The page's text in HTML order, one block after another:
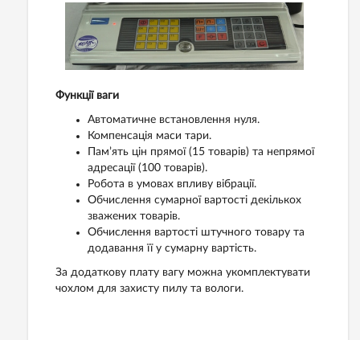
Функції ваги
Автоматичне встановлення нуля.
Компенсація маси тари.
Пам’ять цін прямої (15 товарів) та непрямої
адресації (100 товарів).
Робота в умовах впливу вібрації.
Обчислення сумарної вартості декількох
зважених товарів.
Обчислення вартості штучного товару та
додавання її у сумарну вартість.
За додаткову плату вагу можна укомплектувати
чохлом для захисту пилу та вологи.